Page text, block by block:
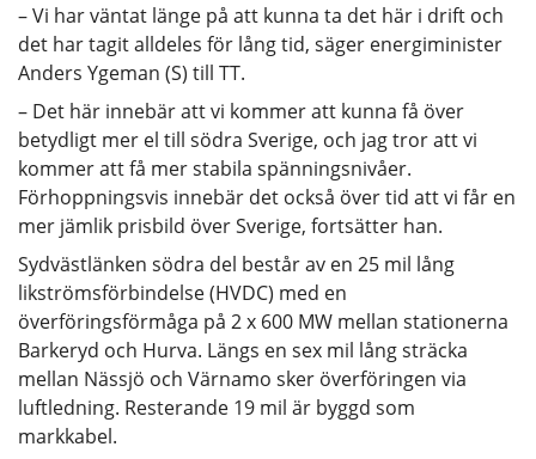
– Vi har väntat länge på att kunna ta det här i drift och
det har tagit alldeles för lång tid, säger energiminister
Anders Ygeman (S) till TT.
– Det här innebär att vi kommer att kunna få över
betydligt mer el till södra Sverige, och jag tror att vi
kommer att få mer stabila spänningsnivåer.
Förhoppningsvis innebär det också över tid att vi får en
mer jämlik prisbild över Sverige, fortsätter han.
Sydvästlänken södra del består av en 25 mil lång
likströmsförbindelse (HVDC) med en
överföringsförmåga på 2 x 600 MW mellan stationerna
Barkeryd och Hurva. Längs en sex mil lång sträcka
mellan Nässjö och Värnamo sker överföringen via
luftledning. Resterande 19 mil är byggd som
markkabel.